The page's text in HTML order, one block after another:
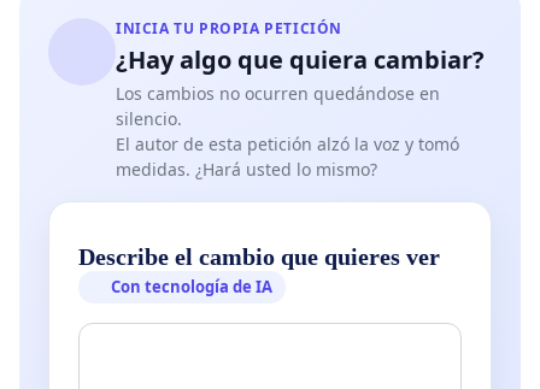
INICIA TU PROPIA PETICIÓN
¿Hay algo que quiera cambiar?
Los cambios no ocurren quedándose en
silencio.
El autor de esta petición alzó la voz y tomó
medidas. ¿Hará usted lo mismo?
Describe el cambio que quieres ver
Con tecnología de IA